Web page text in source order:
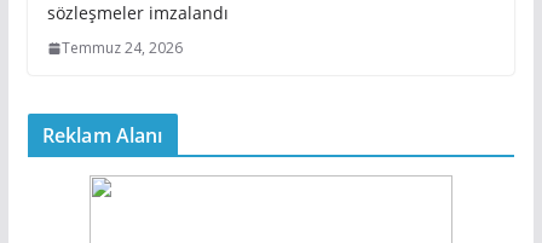
sözleşmeler imzalandı
Temmuz 24, 2026
Reklam Alanı